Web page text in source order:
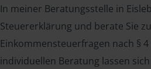
In meiner Beratungsstelle in
Steuererklärung und berate Sie
Einkommensteuerfragen nach §
individuellen Beratung lassen